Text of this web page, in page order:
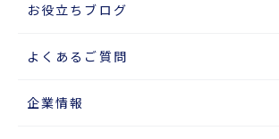
お役立ちブログ
よくあるご質問
企業情報